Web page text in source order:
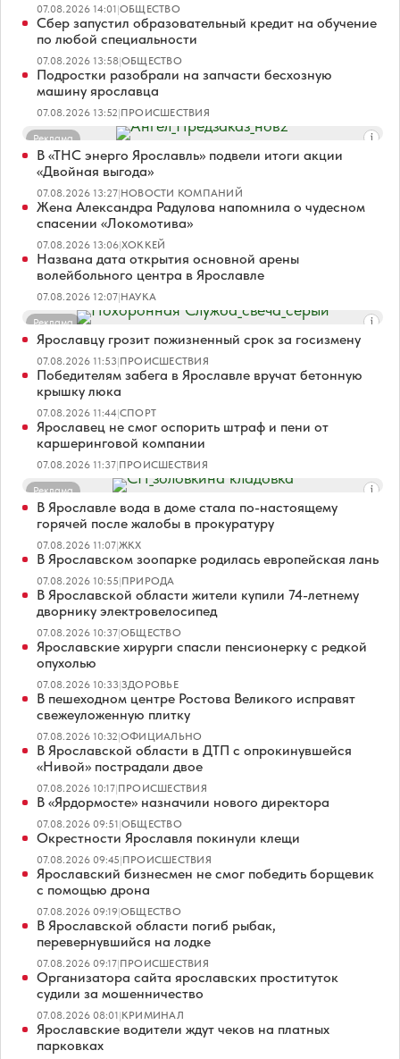
07.08.2026 14:01|ОБЩЕСТВО
Сбер запустил образовательный кредит на обучение
по любой специальности
07.08.2026 13:58|ОБЩЕСТВО
Подростки разобрали на запчасти бесхозную
машину ярославца
07.08.2026 13:52|ПРОИСШЕСТВИЯ
Реклама
В «ТНС энерго Ярославль» подвели итоги акции
«Двойная выгода»
07.08.2026 13:27|НОВОСТИ КОМПАНИЙ
Жена Александра Радулова напомнила о чудесном
спасении «Локомотива»
07.08.2026 13:06|ХОККЕЙ
Названа дата открытия основной арены
волейбольного центра в Ярославле
07.08.2026 12:07|НАУКА
Реклама
Ярославцу грозит пожизненный срок за госизмену
07.08.2026 11:53|ПРОИСШЕСТВИЯ
Победителям забега в Ярославле вручат бетонную
крышку люка
07.08.2026 11:44|СПОРТ
Ярославец не смог оспорить штраф и пени от
каршеринговой компании
07.08.2026 11:37|ПРОИСШЕСТВИЯ
Реклама
В Ярославле вода в доме стала по-настоящему
горячей после жалобы в прокуратуру
07.08.2026 11:07|ЖКХ
В Ярославском зоопарке родилась европейская лань
07.08.2026 10:55|ПРИРОДА
В Ярославской области жители купили 74-летнему
дворнику электровелосипед
07.08.2026 10:37|ОБЩЕСТВО
Ярославские хирурги спасли пенсионерку с редкой
опухолью
07.08.2026 10:33|ЗДОРОВЬЕ
В пешеходном центре Ростова Великого исправят
свежеуложенную плитку
07.08.2026 10:32|ОФИЦИАЛЬНО
В Ярославской области в ДТП с опрокинувшейся
«Нивой» пострадали двое
07.08.2026 10:17|ПРОИСШЕСТВИЯ
В «Ярдормосте» назначили нового директора
07.08.2026 09:51|ОБЩЕСТВО
Окрестности Ярославля покинули клещи
07.08.2026 09:45|ПРОИСШЕСТВИЯ
Ярославский бизнесмен не смог победить борщевик
с помощью дрона
07.08.2026 09:19|ОБЩЕСТВО
В Ярославской области погиб рыбак,
перевернувшийся на лодке
07.08.2026 09:17|ПРОИСШЕСТВИЯ
Организатора сайта ярославских проституток
судили за мошенничество
07.08.2026 08:01|КРИМИНАЛ
Ярославские водители ждут чеков на платных
парковках